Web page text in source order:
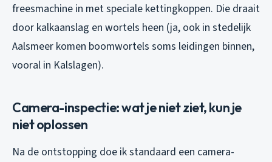
freesmachine in met speciale kettingkoppen. Die draait
door kalkaanslag en wortels heen (ja, ook in stedelijk
Aalsmeer komen boomwortels soms leidingen binnen,
vooral in Kalslagen).
Camera-inspectie: wat je niet ziet, kun je
niet oplossen
Na de ontstopping doe ik standaard een camera-